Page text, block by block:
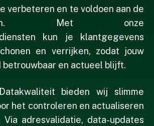
verbeteren en te voldoen aan de
Met onze
kun je klantgegevens
en verrijken, zodat jouw
betrouwbaar en actueel blijft.
bieden wij slimme
het controleren en actualiseren
adresvalidatie, data-updates